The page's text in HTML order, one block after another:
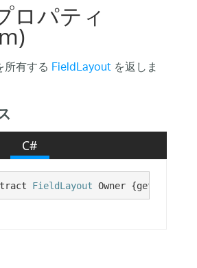
ロパティ
有する FieldLayoutを返しま
C#
FieldLayout Owner {get;}